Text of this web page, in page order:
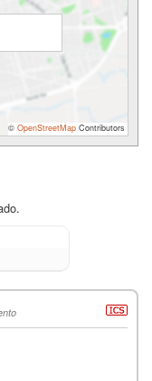
© OpenStreetMap Contributors